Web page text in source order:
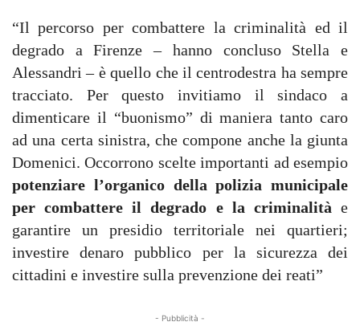
“Il percorso per combattere la criminalità ed il
degrado a Firenze – hanno concluso Stella e
Alessandri – è quello che il centrodestra ha sempre
tracciato. Per questo invitiamo il sindaco a
dimenticare il “buonismo” di maniera tanto caro
ad una certa sinistra, che compone anche la giunta
Domenici. Occorrono scelte importanti ad esempio
potenziare l’organico della polizia municipale
per combattere il degrado e la criminalità e
garantire un presidio territoriale nei quartieri;
investire denaro pubblico per la sicurezza dei
cittadini e investire sulla prevenzione dei reati”
- Pubblicità -